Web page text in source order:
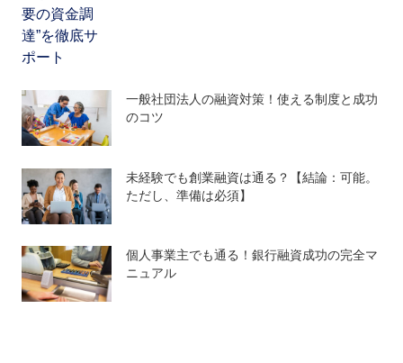
一般社団法人の融資対策！使える制度と成功
のコツ
未経験でも創業融資は通る？【結論：可能。
ただし、準備は必須】
個人事業主でも通る！銀行融資成功の完全マ
ニュアル